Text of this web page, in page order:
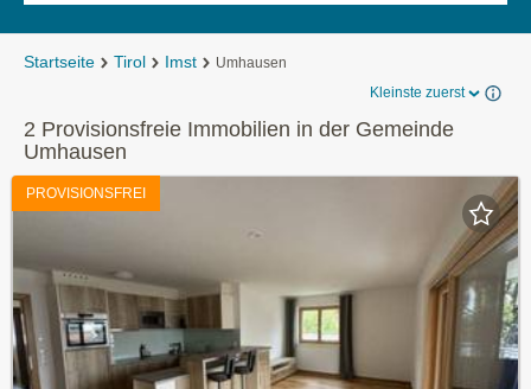
Startseite Tirol Imst
Umhausen
Kleinste zuerst
2 Provisionsfreie Immobilien in der Gemeinde
Umhausen
PROVISIONSFREI